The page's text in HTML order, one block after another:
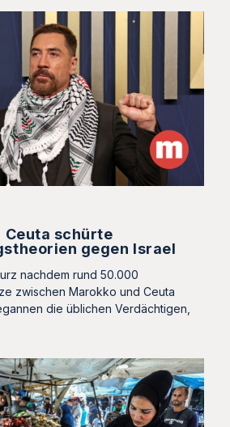
Ceuta schürte
gegen Israel
nachdem rund 50.000
zwischen Marokko und Ceuta
die üblichen Verdächtigen,